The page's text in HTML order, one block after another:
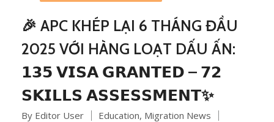
🎉 APC KHÉP LẠI 6 THÁNG ĐẦU
2025 VỚI HÀNG LOẠT DẤU ẤN:
𝟭𝟯𝟱 𝗩𝗜𝗦𝗔 𝗚𝗥𝗔𝗡𝗧𝗘𝗗 – 𝟳𝟮
𝗦𝗞𝗜𝗟𝗟𝗦 𝗔𝗦𝗦𝗘𝗦𝗦𝗠𝗘𝗡𝗧✨
By Editor User Education, Migration News